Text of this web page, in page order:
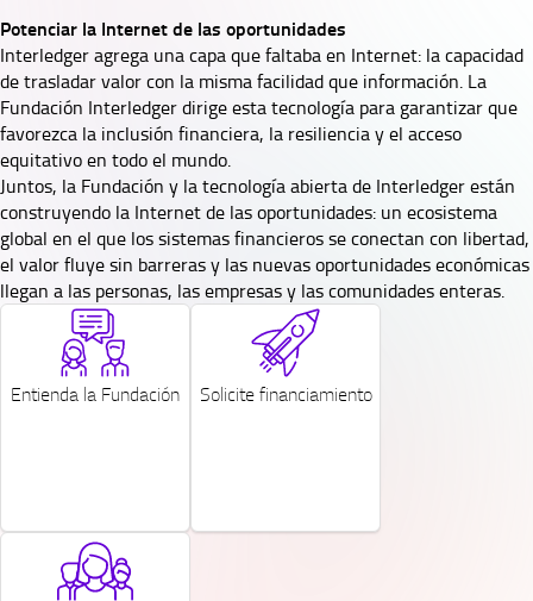
Potenciar la Internet de las oportunidades
Interledger agrega una capa que faltaba en Internet: la capacidad
de trasladar valor con la misma facilidad que información. La
Fundación Interledger dirige esta tecnología para garantizar que
favorezca la inclusión financiera, la resiliencia y el acceso
equitativo en todo el mundo.
Juntos, la Fundación y la tecnología abierta de Interledger están
construyendo la Internet de las oportunidades: un ecosistema
global en el que los sistemas financieros se conectan con libertad,
el valor fluye sin barreras y las nuevas oportunidades económicas
llegan a las personas, las empresas y las comunidades enteras.
SVG
Entienda la Fundación Solicite financiamiento
SVG